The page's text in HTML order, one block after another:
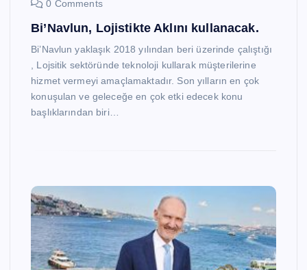
0 Comments
Bi’Navlun, Lojistikte Aklını kullanacak.
Bi’Navlun yaklaşık 2018 yılından beri üzerinde çalıştığı
, Lojsitik sektöründe teknoloji kullarak müşterilerine
hizmet vermeyi amaçlamaktadır. Son yılların en çok
konuşulan ve geleceğe en çok etki edecek konu
başlıklarından biri…